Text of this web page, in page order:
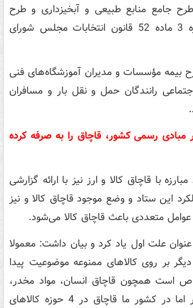
جامع منابع طبیعی و آبخیزداری و طرح
استفساریه ماده 73 و تبصره 3 ماده 52 قانون انتخابات مجلس شورای
مؤسسات و مدیران آموزشگاه‌های فنی
رانندگان حمل و نقل بار و مسافران
رسمی کشور، قاچاق را به صرفه کرده
با قاچاق کالا و ارز نیز با ارائه گزارشی
این ستاد و وضع موجود قاچاق کالا و نیز
متعددی باعث قاچاق کالا می‌شود.
علت اول یاد کرد و بیان داشت: معمولا
بر روی کالاهای ممنوعه موضوعیت پیدا
است همچون قاچاق انسان، مواد مخدر،
سلاح و مهمات و موارد دیگر اما در کشور ما قاچاق در 4 حوزه کالاهای